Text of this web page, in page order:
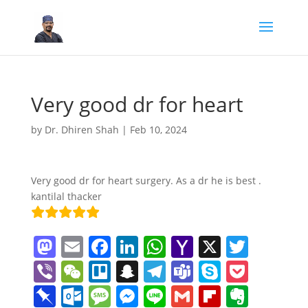
Very good dr for heart
by Dr. Dhiren Shah | Feb 10, 2024
Very good dr for heart surgery. As a dr he is best .
kantilal thacker
M
a
st
E
m
ai
F
a
c
Li
n
k
W
h
at
Y
a
h
X T
w
itt
Vi
b
W
e
Tr
el
S
n
T
el
T
e
S
k
P
o
Pi O M M Li G Fl E